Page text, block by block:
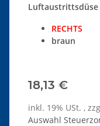
RECHTS
braun
18,13 €
inkl. 19% USt. ,
Auswahl